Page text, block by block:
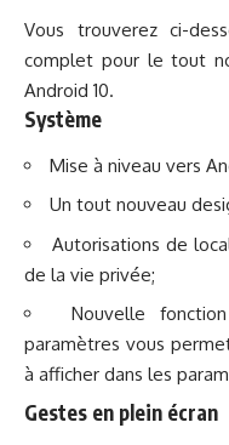
Vous trouverez ci-
complet pour le tout
Android 10.
Système
Mise à niveau vers
Un tout nouveau
Autorisations de
de la vie privée;
Nouvelle
paramètres vous
à afficher dans les
Gestes en plein écran